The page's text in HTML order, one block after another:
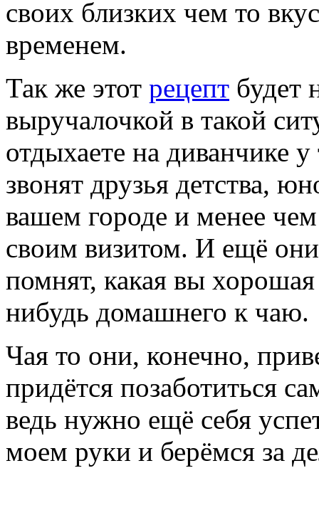
своих близких чем то
временем.
Так же этот рецепт будет
выручалочкой в такой
отдыхаете на диванчике
звонят друзья детства,
вашем городе и менее чем
своим визитом. И ещё
помнят, какая вы хорошая
нибудь домашнего к чаю.
Чая то они, конечно,
придётся позаботиться
ведь нужно ещё себя
моем руки и берёмся за